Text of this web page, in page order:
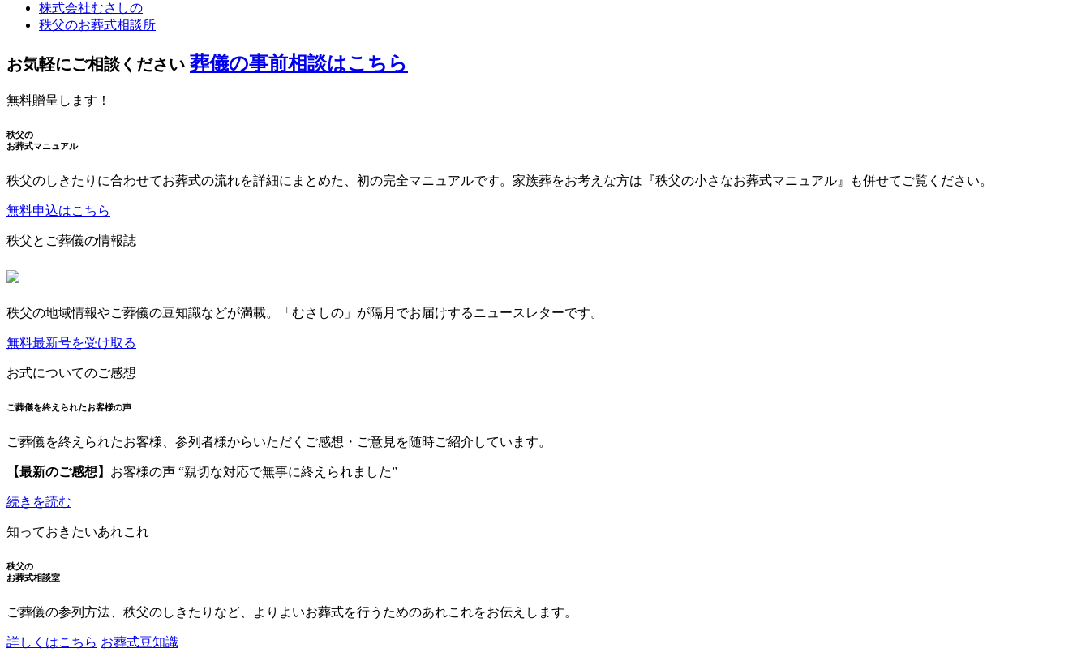
株式会社むさしの
秩父のお葬式相談所
お気軽にご相談ください 葬儀の事前相談はこちら
無料贈呈します！
秩父の
お葬式マニュアル
秩父のしきたりに合わせてお葬式の流れを詳細にまとめた、初の完全マニュアルです。家族葬をお考えな方は『秩父の小さなお葬式マニュアル』も併せてご覧ください。
無料申込はこちら
秩父とご葬儀の情報誌
秩父の地域情報やご葬儀の豆知識などが満載。「むさしの」が隔月でお届けするニュースレターです。
無料最新号を受け取る
お式についてのご感想
ご葬儀を終えられたお客様の声
ご葬儀を終えられたお客様、参列者様からいただくご感想・ご意見を随時ご紹介しています。
【最新のご感想】 お客様の声 “親切な対応で無事に終えられました”
続きを読む
知っておきたいあれこれ
秩父の
お葬式相談室
ご葬儀の参列方法、秩父のしきたりなど、よりよいお葬式を行うためのあれこれをお伝えします。
詳しくはこちら お葬式豆知識